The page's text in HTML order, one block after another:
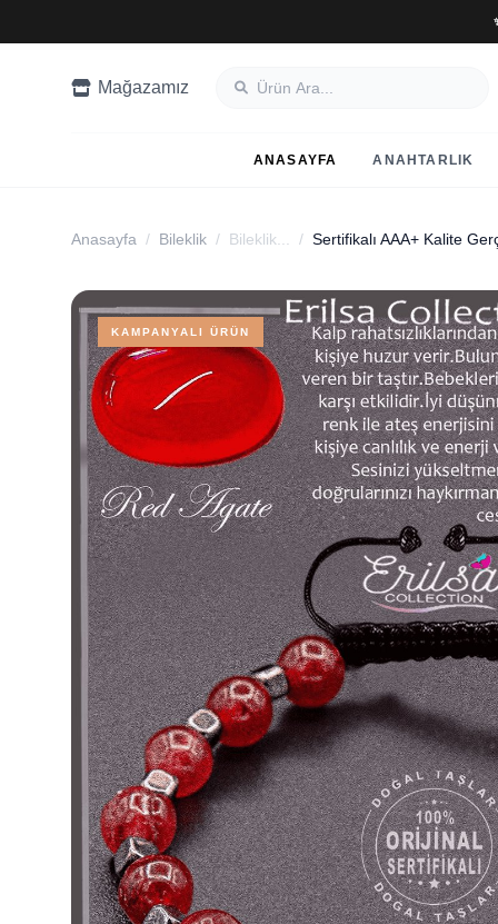
Mağazamız
ANASAYFA ANAHTARLIK
Anasayfa / Bileklik / Bileklik... /
KAMPANYALI ÜRÜN